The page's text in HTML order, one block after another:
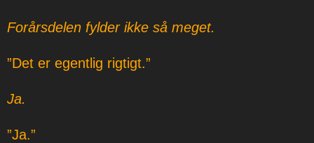
Forårsdelen fylder ikke så meget.
”Det er egentlig rigtigt.”
Ja.
”Ja.”